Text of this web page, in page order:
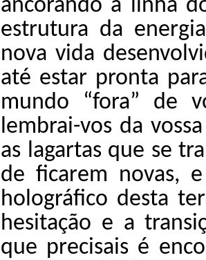
ancorando a linha
estrutura da
nova vida
até estar pronta
mundo “fora” de
lembrai-vos da
as lagartas que se
de ficarem novas,
holográfico desta
hesitação e a
que precisais é